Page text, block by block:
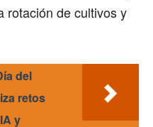
rotación de cultivos y
del
retos
y